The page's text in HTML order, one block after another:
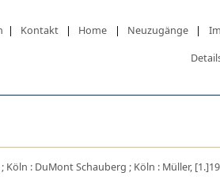
| Kontakt | Home | Neuzugänge |
: DuMont Schauberg ; Köln : Müller,